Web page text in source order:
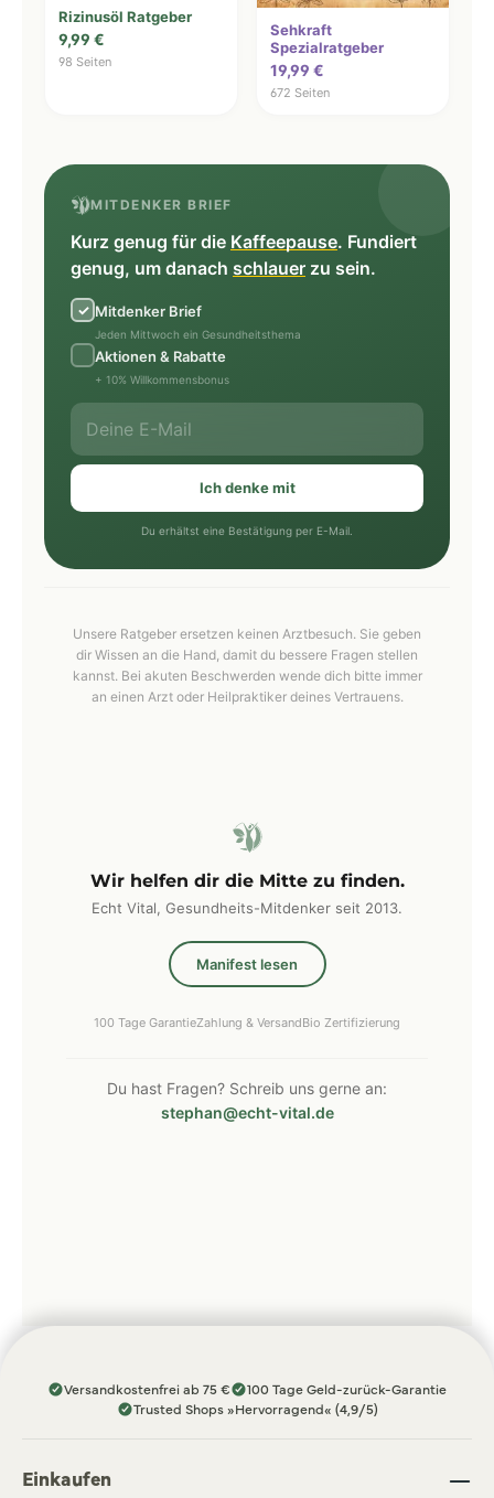
Rizinusöl Ratgeber
9,99 €
98 Seiten
Sehkraft
Spezialratgeber
19,99 €
672 Seiten
MITDENKER BRIEF
Kurz genug für die Kaffeepause. Fundiert
genug, um danach schlauer zu sein.
Mitdenker Brief
Jeden Mittwoch ein Gesundheitsthema
Aktionen & Rabatte
+ 10% Willkommensbonus
Ich denke mit
Du erhältst eine Bestätigung per E-Mail.
Unsere Ratgeber ersetzen keinen Arztbesuch. Sie geben
dir Wissen an die Hand, damit du bessere Fragen stellen
kannst. Bei akuten Beschwerden wende dich bitte immer
an einen Arzt oder Heilpraktiker deines Vertrauens.
Wir helfen dir die Mitte zu finden.
Echt Vital, Gesundheits-Mitdenker seit 2013.
Manifest lesen
100 Tage GarantieZahlung & VersandBio Zertifizierung
Du hast Fragen? Schreib uns gerne an:
stephan@echt-vital.de
Versandkostenfrei ab 75 €
100 Tage Geld-zurück-Garantie
Trusted Shops »Hervorragend« (4,9/5)
Einkaufen